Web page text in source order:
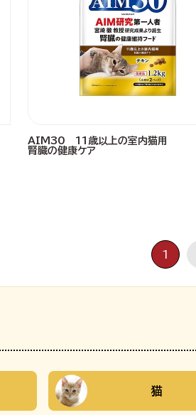
AIM30 11歳以上の室内猫用
腎臓の健康ケア
1
猫